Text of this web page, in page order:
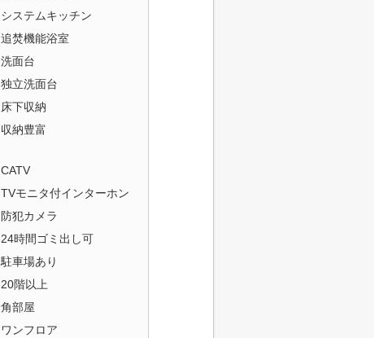
システムキッチン
追焚機能浴室
洗面台
独立洗面台
床下収納
収納豊富
CATV
TVモニタ付インターホン
防犯カメラ
24時間ゴミ出し可
駐車場あり
20階以上
角部屋
ワンフロア